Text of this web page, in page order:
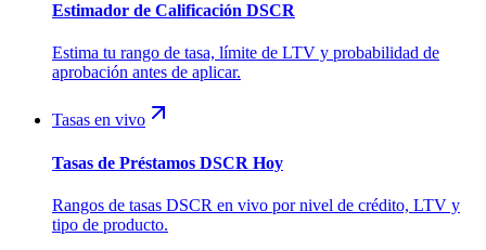
Estimador de Calificación DSCR
Estima tu rango de tasa, límite de LTV y probabilidad de
aprobación antes de aplicar.
Tasas en vivo
Tasas de Préstamos DSCR Hoy
Rangos de tasas DSCR en vivo por nivel de crédito, LTV y
tipo de producto.